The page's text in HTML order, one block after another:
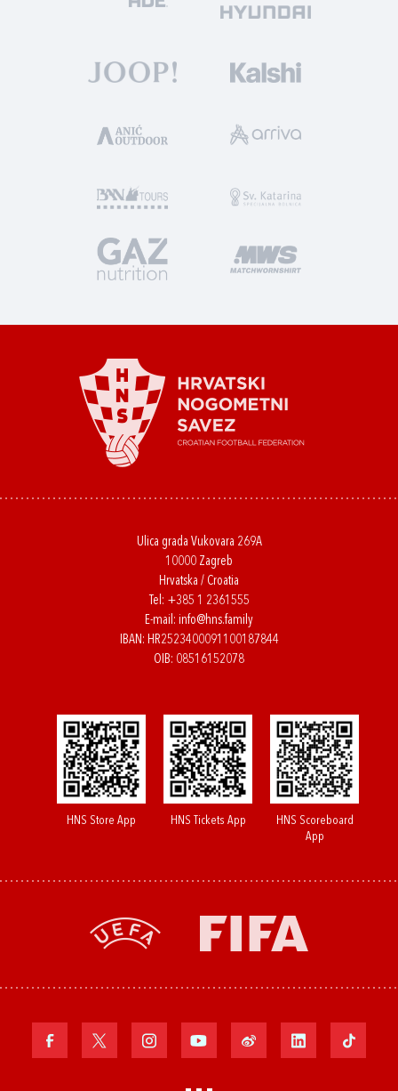
Ulica grada Vukovara 269A
10000 Zagreb
Hrvatska / Croatia
Tel: +385 1 2361555
E-mail: info@hns.family
IBAN: HR2523400091100187844
OIB: 08516152078
HNS Store App HNS Tickets App
HNS Scoreboard
App